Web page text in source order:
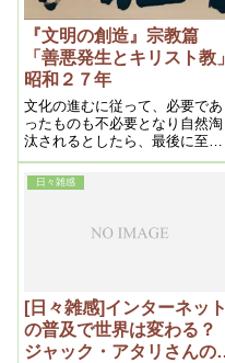
『文明の創造』宗教篇
「善悪発生とキリスト教」
昭和２７年
文化の進むに従って、必要であ
ったものも不必要となり自然淘
汰されるとしたら、最後に至っ
て人間と雖（いえど）も自然の
法則から免れる事は出来ないの
は勿論である。としたら人間に
論人間に内在する悪である。曩
のは当然な帰結である
日々雑感
[日々雑感]インターネット
の普及で世界は変わる？
ジャック・アタリさんの